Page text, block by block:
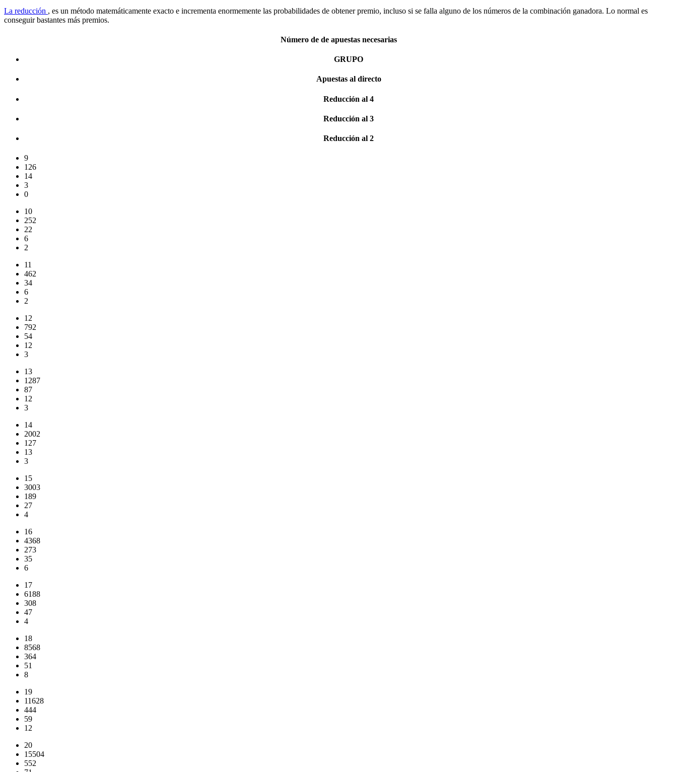
La reducción , es un método matemáticamente exacto e incrementa enormemente las probabilidades de obtener premio, incluso si se falla alguno de los números de la combinación ganadora. Lo normal es
conseguir bastantes más premios.
Número de de apuestas necesarias
GRUPO
Apuestas al directo
Reducción al 4
Reducción al 3
Reducción al 2
9
126
14
3
0
10
252
22
6
2
11
462
34
6
2
12
792
54
12
3
13
1287
87
12
3
14
2002
127
13
3
15
3003
189
27
4
16
4368
273
35
6
17
6188
308
47
4
18
8568
364
51
8
19
11628
444
59
12
20
15504
552